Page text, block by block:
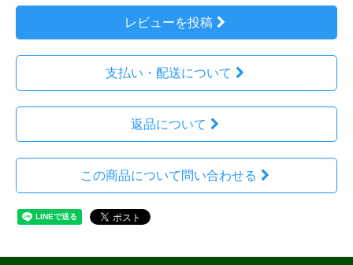
レビューを投稿
支払い・配送について
返品について
この商品について問い合わせる